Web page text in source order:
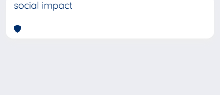
social impact